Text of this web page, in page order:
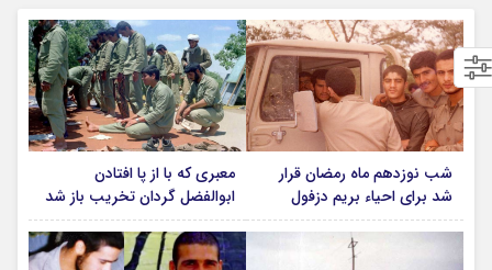
شب نوزدهم ماه رمضان قرار
شد برای احیاء بریم دزفول
معبری که با از پا افتادن
ابوالفضل گردان تخریب باز شد